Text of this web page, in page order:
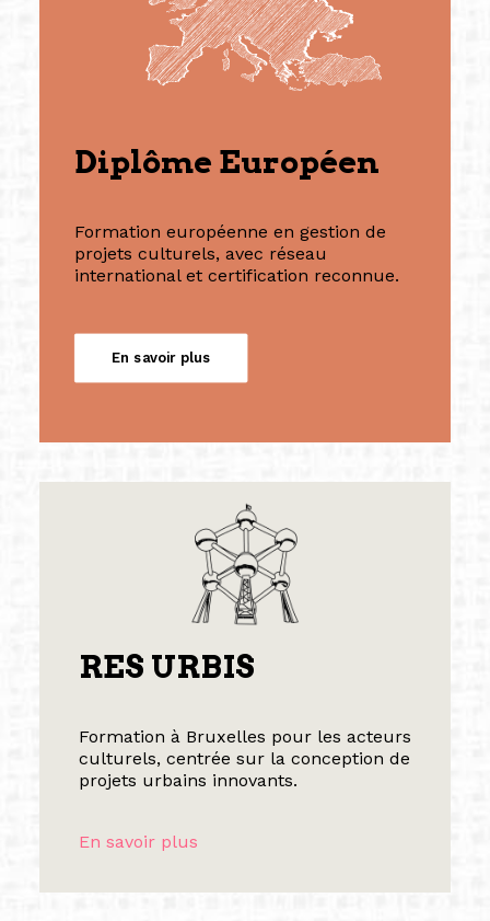
Diplôme Européen
Formation européenne en gestion de
projets culturels, avec réseau
international et certification reconnue.
En savoir plus
RES URBIS
Formation à Bruxelles pour les acteurs
culturels, centrée sur la conception de
projets urbains innovants.
En savoir plus